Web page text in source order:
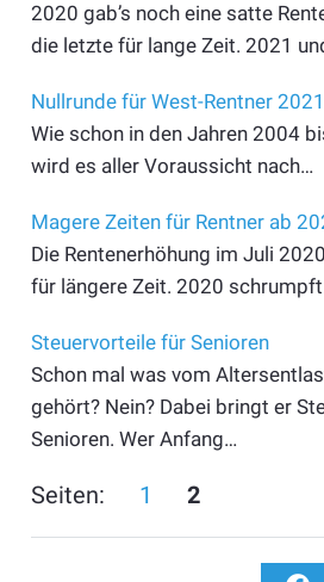
2020 gab’s noch eine satte
die letzte für lange Zeit. 2021
Nullrunde für West-Rentner 2021
Wie schon in den Jahren 2004
wird es aller Voraussicht nach…
Magere Zeiten für Rentner ab
Die Rentenerhöhung im Juli
für längere Zeit. 2020
Steuervorteile für Senioren
Schon mal was vom
gehört? Nein? Dabei bringt er
Senioren. Wer Anfang…
Seiten: 1 2